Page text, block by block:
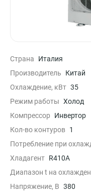
Страна
Италия
Производитель
Китай
Охлаждение, кВт 35
Режим работы Холод
Компрессор
Инвертор
Кол-во контуров 1
Потребление при
Хладагент R410A
Диапазон t на
Напряжение, В 380